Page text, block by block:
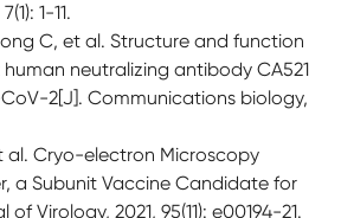
1-11.
C, et al. Structure and function
neutralizing antibody CA521
CoV-2[J]. Communications biology,
al. Cryo-electron Microscopy
a Subunit Vaccine Candidate for
Virology, 2021, 95(11): e00194-21.